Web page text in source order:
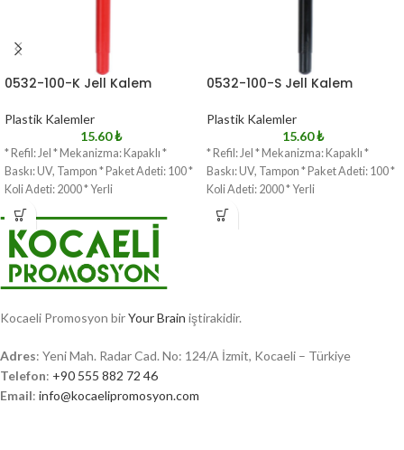
0532-100-K Jell Kalem
Plastik Kalemler
15.60₺
* Refil: Jel * Mekanizma: Kapaklı *
Baskı: UV, Tampon * Paket Adeti: 100 *
Koli Adeti: 2000 * Yerli
0532-100-S Jell Kalem
Plastik Kalemler
15.60₺
* Refil: Jel * Mekanizma: Kapaklı *
Baskı: UV, Tampon * Paket Adeti: 100 *
Koli Adeti: 2000 * Yerli
Kocaeli Promosyon birYour Brain iştirakidir.
Adres: Yeni Mah. Radar Cad. No: 124/A İzmit, Kocaeli – Türkiye
Telefon: +90 555 882 72 46
Email: info@kocaelipromosyon.com